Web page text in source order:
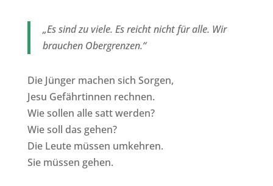
„Es sind zu viele. Es reicht nicht für alle. Wir
brauchen Obergrenzen.“
Die Jünger machen sich Sorgen,
Jesu Gefährtinnen rechnen.
Wie sollen alle satt werden?
Wie soll das gehen?
Die Leute müssen umkehren.
Sie müssen gehen.